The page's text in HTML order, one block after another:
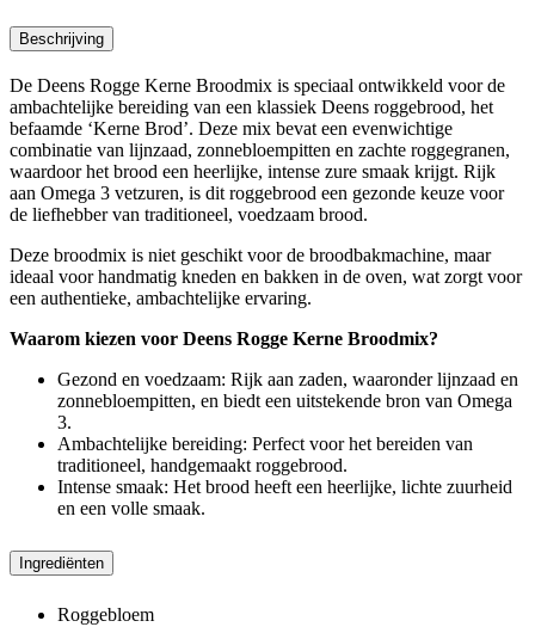
Beschrijving
De Deens Rogge Kerne Broodmix is speciaal ontwikkeld voor de
ambachtelijke bereiding van een klassiek Deens roggebrood, het
befaamde ‘Kerne Brod’. Deze mix bevat een evenwichtige
combinatie van lijnzaad, zonnebloempitten en zachte roggegranen,
waardoor het brood een heerlijke, intense zure smaak krijgt. Rijk
aan Omega 3 vetzuren, is dit roggebrood een gezonde keuze voor
de liefhebber van traditioneel, voedzaam brood.
Deze broodmix is niet geschikt voor de broodbakmachine, maar
ideaal voor handmatig kneden en bakken in de oven, wat zorgt voor
een authentieke, ambachtelijke ervaring.
Waarom kiezen voor Deens Rogge Kerne Broodmix?
Gezond en voedzaam: Rijk aan zaden, waaronder lijnzaad en
zonnebloempitten, en biedt een uitstekende bron van Omega
3.
Ambachtelijke bereiding: Perfect voor het bereiden van
traditioneel, handgemaakt roggebrood.
Intense smaak: Het brood heeft een heerlijke, lichte zuurheid
en een volle smaak.
Ingrediënten
Roggebloem